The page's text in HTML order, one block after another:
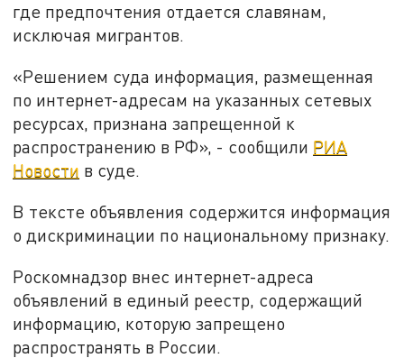
где предпочтения отдается славянам,
исключая мигрантов.
«Решением суда информация, размещенная
по интернет-адресам на указанных сетевых
ресурсах, признана запрещенной к
распространению в РФ», - сообщили РИА
Новости в суде.
В тексте объявления содержится информация
о дискриминации по национальному признаку.
Роскомнадзор внес интернет-адреса
объявлений в единый реестр, содержащий
информацию, которую запрещено
распространять в России.